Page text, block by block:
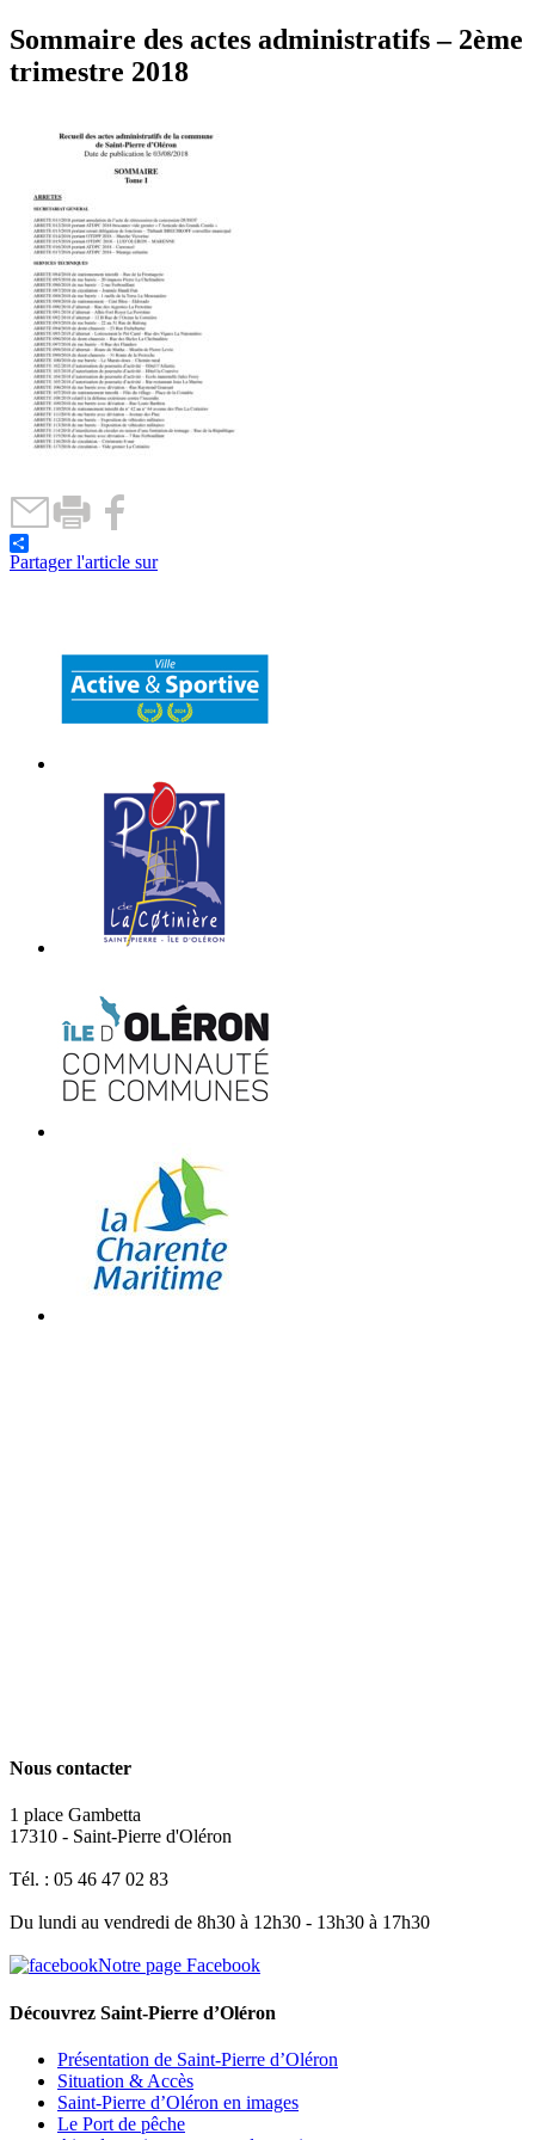
Sommaire des actes administratifs – 2ème
trimestre 2018
Partager l'article sur
Nous contacter
1 place Gambetta
17310 - Saint-Pierre d'Oléron
Tél. : 05 46 47 02 83
Du lundi au vendredi de 8h30 à 12h30 - 13h30 à 17h30
Notre page Facebook
Découvrez Saint-Pierre d’Oléron
Présentation de Saint-Pierre d’Oléron
Situation & Accès
Saint-Pierre d’Oléron en images
Le Port de pêche